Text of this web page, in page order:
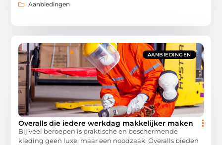
Aanbiedingen
AANBIEDINGEN
Overalls die iedere werkdag makkelijker maken
Bij veel beroepen is praktische en beschermende
kleding geen luxe, maar een noodzaak. Overalls bieden